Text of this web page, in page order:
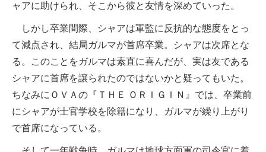
ャアに助けられ、そこから彼と友情を深めていった。
しかし卒業間際、シャアは軍監に反抗的な態度をとっ
て減点され、結局ガルマが首席卒業。シャアは次席とな
る。このことをガルマは素直に喜んだが、実は友である
シャアに首席を譲られたのではないかと疑ってもいた。
ちなみにＯＶＡの『ＴＨＥ ＯＲＩＧＩＮ』では、卒業前
にシャアが士官学校を除籍になり、ガルマが繰り上がり
で首席になっている。